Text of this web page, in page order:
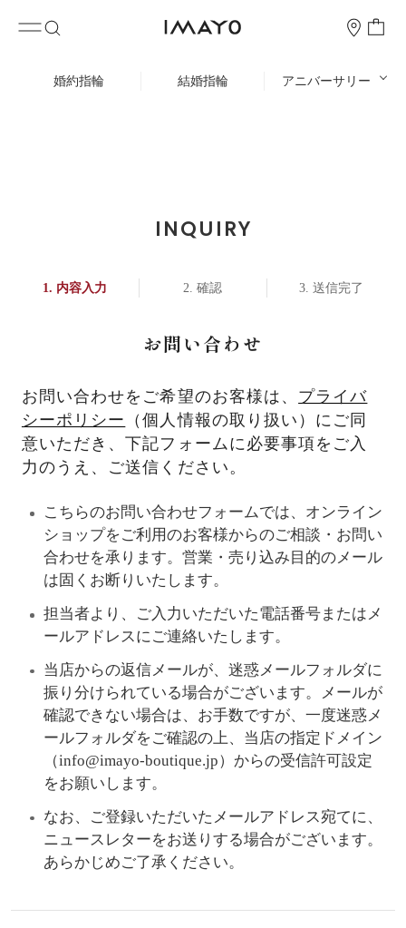
婚約指輪 結婚指輪 アニバーサリー
INQUIRY
内容入力 確認 送信完了
お問い合わせ
お問い合わせをご希望のお客様は、 プライバ
シーポリシー
（個人情報の取り扱い）にご同
意いただき、下記フォームに必要事項をご入
力のうえ、ご送信ください。
こちらのお問い合わせフォームでは、オンライン
ショップをご利用のお客様からのご相談・お問い
合わせを承ります。営業・売り込み目的のメール
は固くお断りいたします。
担当者より、ご入力いただいた電話番号またはメ
ールアドレスにご連絡いたします。
当店からの返信メールが、迷惑メールフォルダに
振り分けられている場合がございます。メールが
確認できない場合は、お手数ですが、一度迷惑メ
ールフォルダをご確認の上、当店の指定ドメイン
（info@imayo-boutique.jp）からの受信許可設定
をお願いします。
なお、ご登録いただいたメールアドレス宛てに、
ニュースレターをお送りする場合がございます。
あらかじめご了承ください。